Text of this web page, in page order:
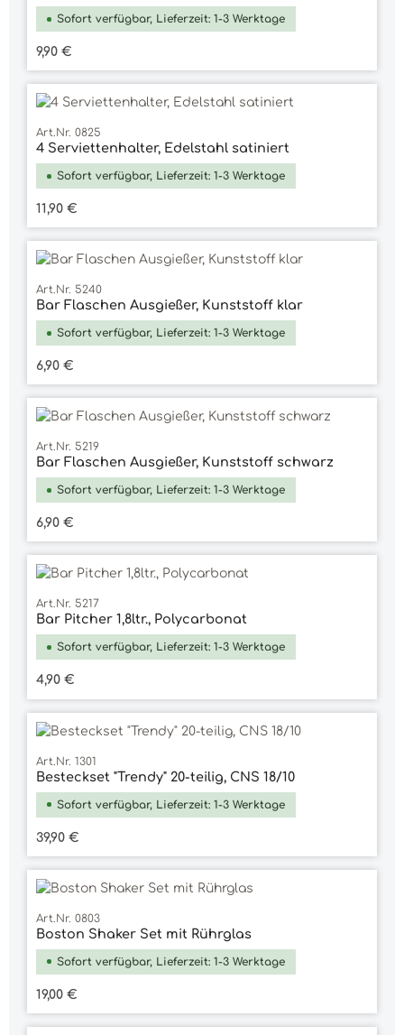
Sofort verfügbar, Lieferzeit: 1-3 Werktage
Regulärer Preis:
9,90 €
Art.Nr. 0825
4 Serviettenhalter, Edelstahl satiniert
Sofort verfügbar, Lieferzeit: 1-3 Werktage
Regulärer Preis:
11,90 €
Art.Nr. 5240
Bar Flaschen Ausgießer, Kunststoff klar
Sofort verfügbar, Lieferzeit: 1-3 Werktage
Regulärer Preis:
6,90 €
Art.Nr. 5219
Bar Flaschen Ausgießer, Kunststoff schwarz
Sofort verfügbar, Lieferzeit: 1-3 Werktage
Regulärer Preis:
6,90 €
Art.Nr. 5217
Bar Pitcher 1,8ltr., Polycarbonat
Sofort verfügbar, Lieferzeit: 1-3 Werktage
Regulärer Preis:
4,90 €
Art.Nr. 1301
Besteckset "Trendy" 20-teilig, CNS 18/10
Sofort verfügbar, Lieferzeit: 1-3 Werktage
Regulärer Preis:
39,90 €
Art.Nr. 0803
Boston Shaker Set mit Rührglas
Sofort verfügbar, Lieferzeit: 1-3 Werktage
Regulärer Preis:
19,00 €